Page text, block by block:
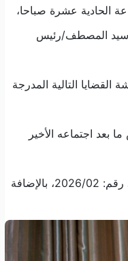
2026/03/25، الساعة الحادية عشرة صباحا،
سيد المصطف/رئيس
التالية المدرجة
بعد اجتماعه الأخير
2- بحث ومناقشة محضر لجنة الفتوى رقم: 2026/02، بالإضافة